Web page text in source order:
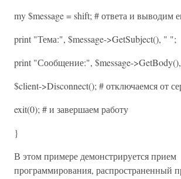
my $message = shift; # ответа и выводим
print "Тема:", $message->GetSubject(), " ";
print "Сообщение:", $message-
$client->Disconnect(); # отключаемся от
exit(0); # и завершаем работу
}
В этом примере демонстрируется прием
программирования, распространенный